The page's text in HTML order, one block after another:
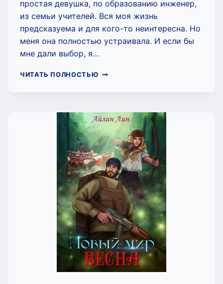
простая девушка, по образованию инженер,
из семьи учителей. Вся моя жизнь
предсказуема и для кого-то неинтересна. Но
меня она полностью устраивала. И если бы
мне дали выбор, я…
ЧИТАТЬ ПОЛНОСТЬЮ ЭЛОИЗА,
ЛИН)